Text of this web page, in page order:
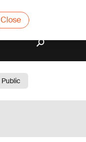
Close
Public